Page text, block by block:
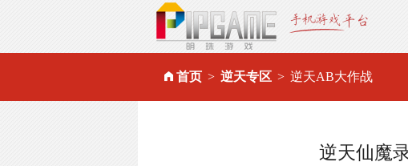
首页 逆天专区 逆天AB大作战
逆天仙魔